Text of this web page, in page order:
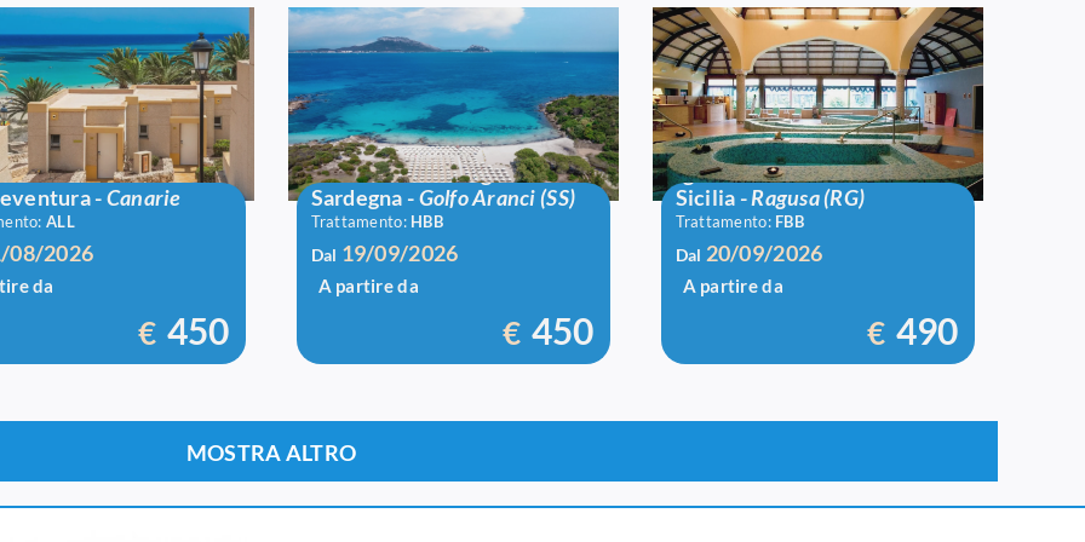
Sbh Monica Beach
-Canarie
ALL
08/2026
da
€ 450
Voi Colonna Village
Sardegna -Golfo Aranci (SS)
Trattamento: HBB
Dal 19/09/2026
A partire da
€ 450
Igv Club Baia Samuele
Sicilia -Ragusa (RG)
Trattamento: FBB
Dal 20/09/2026
A partire da
€ 490
MOSTRA ALTRO